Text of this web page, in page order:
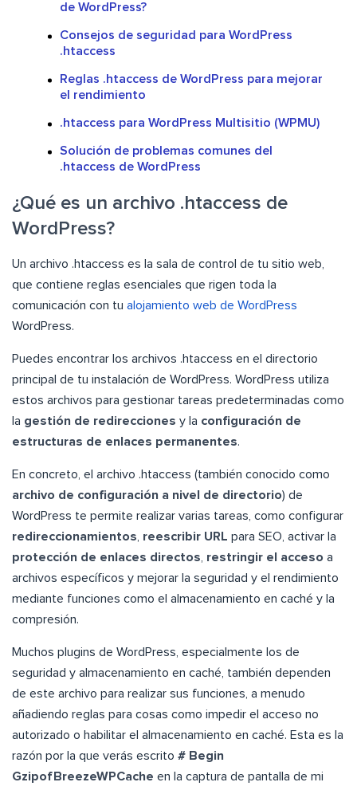
de WordPress?
Consejos de seguridad para WordPress
.htaccess
Reglas .htaccess de WordPress para mejorar
el rendimiento
.htaccess para WordPress Multisitio (WPMU)
Solución de problemas comunes del
.htaccess de WordPress
¿Qué es un archivo .htaccess de
WordPress?
Un archivo .htaccess es la sala de control de tu sitio web,
que contiene reglas esenciales que rigen toda la
comunicación con tu alojamiento web de WordPress
WordPress.
Puedes encontrar los archivos .htaccess en el directorio
principal de tu instalación de WordPress. WordPress utiliza
estos archivos para gestionar tareas predeterminadas como
la gestión de redirecciones y la configuración de
estructuras de enlaces permanentes.
En concreto, el archivo .htaccess (también conocido como
archivo de configuración a nivel de directorio) de
WordPress te permite realizar varias tareas, como configurar
redireccionamientos, reescribir URL para SEO, activar la
protección de enlaces directos, restringir el acceso a
archivos específicos y mejorar la seguridad y el rendimiento
mediante funciones como el almacenamiento en caché y la
compresión.
Muchos plugins de WordPress, especialmente los de
seguridad y almacenamiento en caché, también dependen
de este archivo para realizar sus funciones, a menudo
añadiendo reglas para cosas como impedir el acceso no
autorizado o habilitar el almacenamiento en caché. Esta es la
razón por la que verás escrito # Begin
GzipofBreezeWPCache en la captura de pantalla de mi